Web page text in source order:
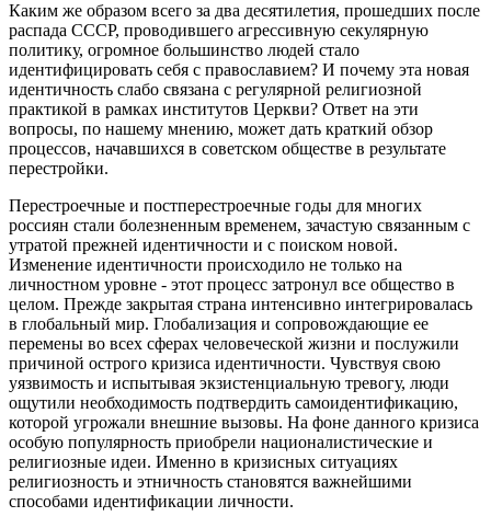
Каким же образом всего за два десятилетия, прошедших после
распада СССР, проводившего агрессивную секулярную
политику, огромное большинство людей стало
идентифицировать себя с православием? И почему эта новая
идентичность слабо связана с регулярной религиозной
практикой в рамках институтов Церкви? Ответ на эти
вопросы, по нашему мнению, может дать краткий обзор
процессов, начавшихся в советском обществе в результате
перестройки.
Перестроечные и постперестроечные годы для многих
россиян стали болезненным временем, зачастую связанным с
утратой прежней идентичности и с поиском новой.
Изменение идентичности происходило не только на
личностном уровне - этот процесс затронул все общество в
целом. Прежде закрытая страна интенсивно интегрировалась
в глобальный мир. Глобализация и сопровождающие ее
перемены во всех сферах человеческой жизни и послужили
причиной острого кризиса идентичности. Чувствуя свою
уязвимость и испытывая экзистенциальную тревогу, люди
ощутили необходимость подтвердить самоидентификацию,
которой угрожали внешние вызовы. На фоне данного кризиса
особую популярность приобрели националистические и
религиозные идеи. Именно в кризисных ситуациях
религиозность и этничность становятся важнейшими
способами идентификации личности.